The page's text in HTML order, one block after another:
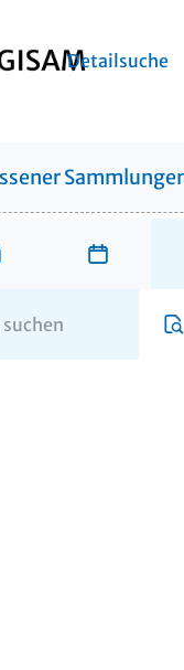
Detailsuche